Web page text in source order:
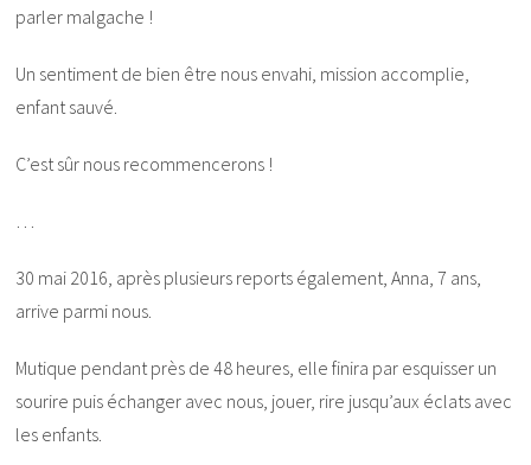
parler malgache !
Un sentiment de bien être nous envahi, mission accomplie,
enfant sauvé.
C’est sûr nous recommencerons !
…
30 mai 2016, après plusieurs reports également, Anna, 7 ans,
arrive parmi nous.
Mutique pendant près de 48 heures, elle finira par esquisser un
sourire puis échanger avec nous, jouer, rire jusqu’aux éclats avec
les enfants.